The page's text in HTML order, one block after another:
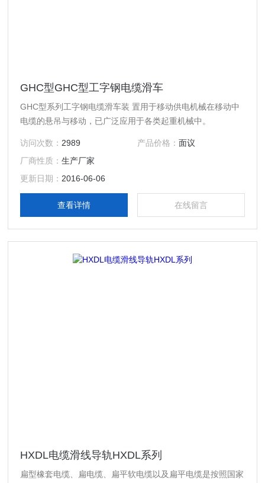
GHC型GHC型工字钢电缆滑车
GHC型系列工字钢电缆滑车装 置用于移动供电机械在移动中
电缆的悬吊与移动，已广泛应用于各类起重机械中。
访问次数： 2989 产品价格： 面议
厂商性质：生产厂家
更新日期： 2016-06-06
查看详情 在线留言
HXDL电缆滑线导轨HXDL系列
扁型橡套电缆、扁电缆、扁平软电缆以及扁平电缆是按照国家